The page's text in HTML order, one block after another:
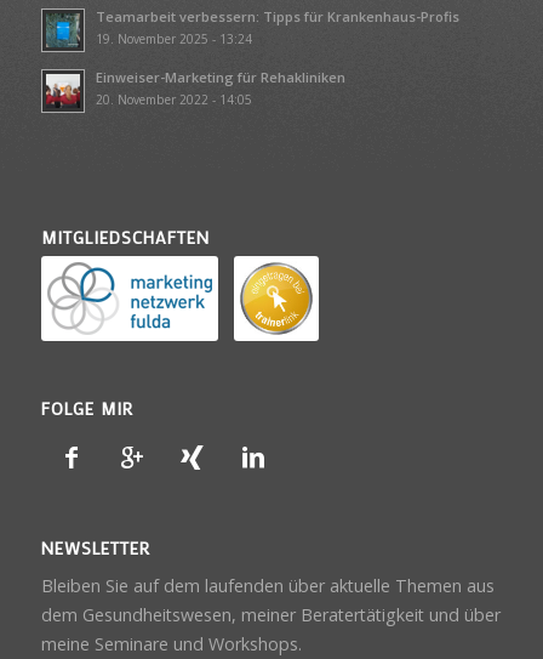
Teamarbeit verbessern: Tipps für Krankenhaus-Profis
19. November 2025 - 13:24
Einweiser-Marketing für Rehakliniken
20. November 2022 - 14:05
MITGLIEDSCHAFTEN
FOLGE MIR
NEWSLETTER
Bleiben Sie auf dem laufenden über aktuelle Themen aus
dem Gesundheitswesen, meiner Beratertätigkeit und über
meine Seminare und Workshops.